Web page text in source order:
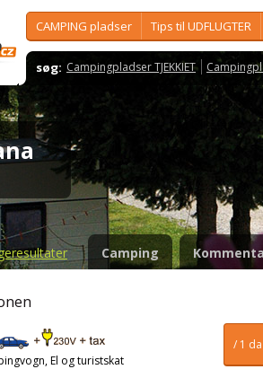
CAMPING pladser Tips til UDFLUGTER
søg: Campingpladser TJEKKIET
Camping
/ 1
El og turistskat